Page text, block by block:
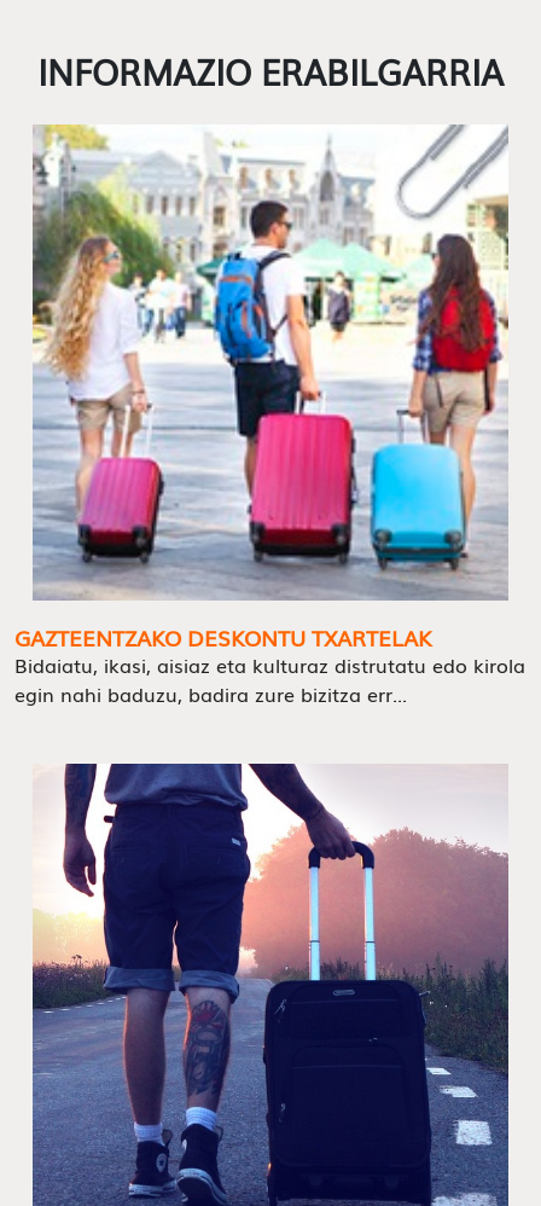
INFORMAZIO ERABILGARRIA
GAZTEENTZAKO DESKONTU TXARTELAK
Bidaiatu, ikasi, aisiaz eta kulturaz distrutatu edo kirola
egin nahi baduzu, badira zure bizitza err...